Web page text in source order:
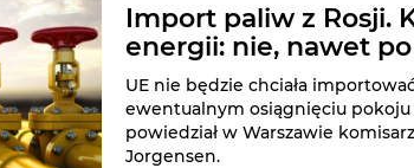
Import paliw z Rosji.
energii: nie, nawet
UE nie będzie chciała
ewentualnym osiągnięciu pokoju
powiedział w Warszawie
Jorgensen.